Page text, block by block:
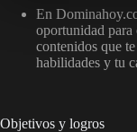
En
oportunidad para
contenidos que
habilidades y tu
Objetivos y logros